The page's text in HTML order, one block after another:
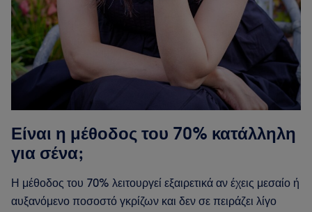
Είναι η μέθοδος του 70% κατάλληλη
για σένα;
Η μέθοδος του 70% λειτουργεί εξαιρετικά αν έχεις μεσαίο ή
αυξανόμενο ποσοστό γκρίζων και δεν σε πειράζει λίγο